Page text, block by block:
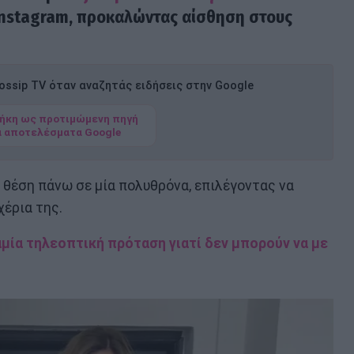
προκαλώντας αίσθηση στους
TV όταν αναζητάς ειδήσεις στην Google
ως προτιμώμενη πηγή
αποτελέσματα Google
πάνω σε μία πολυθρόνα, επιλέγοντας να
της.
τηλεοπτική πρόταση γιατί δεν μπορούν να με